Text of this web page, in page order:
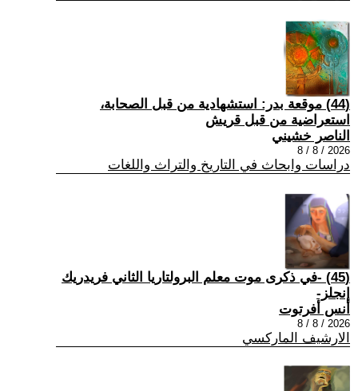
(44) موقعة بدر: استشهادية من قبل الصحابة،
استعراضية من قبل قريش
الناصر خشيني
2026 / 8 / 8
دراسات وابحاث في التاريخ والتراث واللغات
(45) -في ذكرى موت معلم البرولتاريا الثاني فريدريك
إنجلز-
أنس أفرتوت
2026 / 8 / 8
الارشيف الماركسي